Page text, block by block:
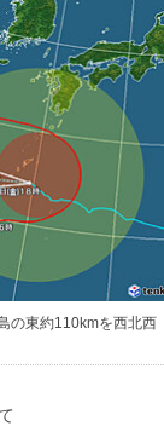
の東約110kmを西北西